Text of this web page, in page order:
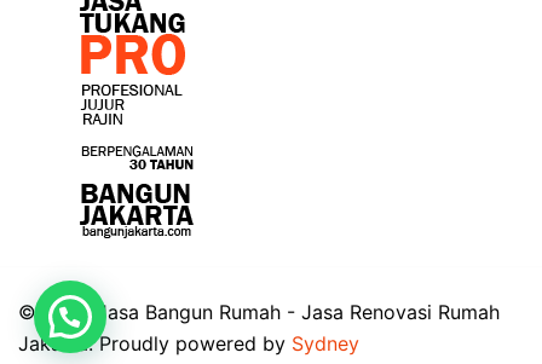
© 2026 Jasa Bangun Rumah - Jasa Renovasi Rumah
Jakarta. Proudly powered by Sydney